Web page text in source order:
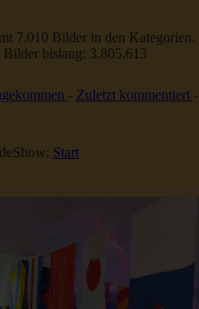
7.010 Bilder in den Kategorien.
bislang: 3.805.613
- Zuletzt kommentiert -
Start